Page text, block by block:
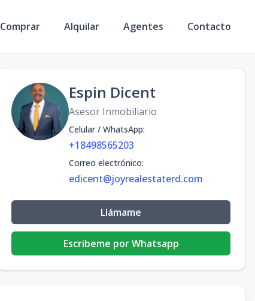
Comprar Alquilar Agentes Contacto
Espin Dicent
Asesor Inmobiliario
Celular / WhatsApp:
+18498565203
Correo electrónico:
edicent@joyrealestaterd.com
Llámame
Escribeme por Whatsapp